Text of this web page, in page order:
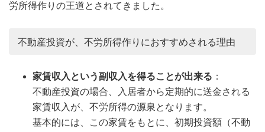
労所得作りの王道とされてきました。
不動産投資が、不労所得作りにおすすめされる理由
家賃収入という副収入を得ることが出来る ：
不動産投資の場合、入居者から定期的に送金される
家賃収入が、不労所得の源泉となります。
基本的には、この家賃をもとに、初期投資額（不動